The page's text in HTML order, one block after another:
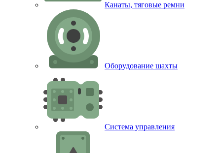
Канаты, тяговые ремни
Оборудование шахты
Система управления